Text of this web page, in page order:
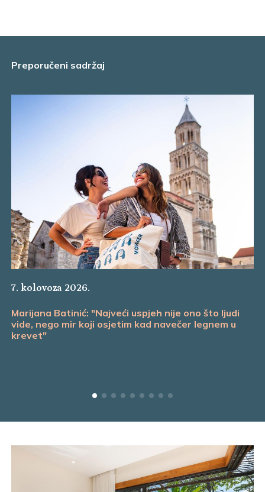
Preporučeni sadržaj
7. kolovoza 2026.
Marijana Batinić: "Najveći uspjeh nije ono što ljudi
vide, nego mir koji osjetim kad navečer legnem u
krevet"